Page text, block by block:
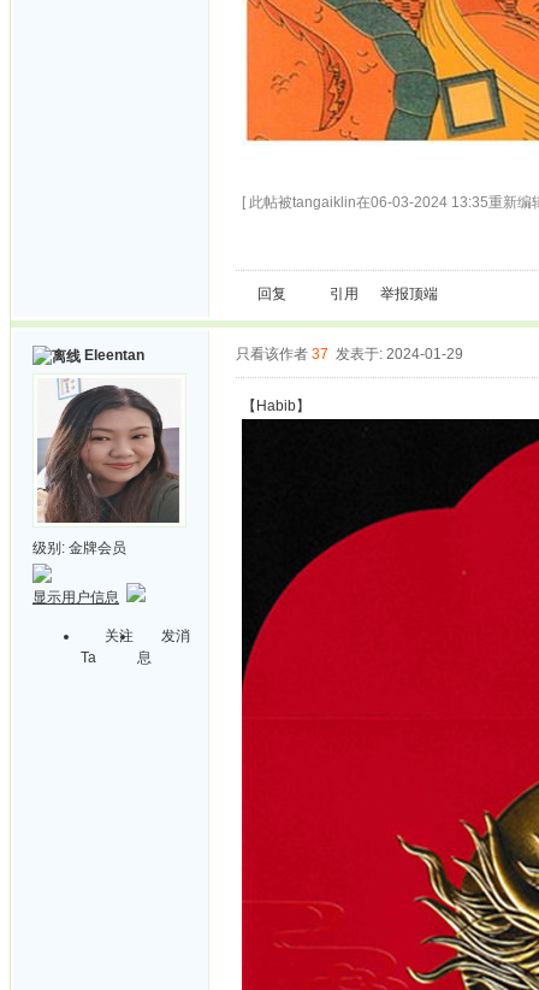
[ 此帖被tangaiklin在06-03-2024 13:35重新编
回复 引用 举报顶端
Eleentan
级别: 金牌会员
显示用户信息
关注
Ta
发消
息
只看该作者 37 发表于: 2024-01-29
【Habib】